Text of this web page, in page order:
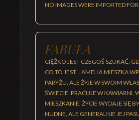
NO IMAGES WERE IMPORTED
FABUŁA
CIĘŻKO JEST CZEGOŚ SZUKAĆ,
CO TO JEST... AMELIA MIESZKA
PARYŻU, ALE ŻYJE W SWOIM
ŚWIECIE. PRACUJE W KAWIARNI,
MIESZKANIE. ŻYCIE WYDAJE SIĘ
NUDNE, ALE GENERALNIE JEJ